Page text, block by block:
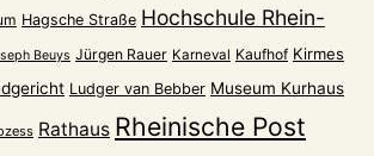
Hagsche Straße Hochschule Rhein-
Beuys Jürgen Rauer Karneval Kaufhof Kirmes
Ludger van Bebber Museum Kurhaus
Rathaus Rheinische Post